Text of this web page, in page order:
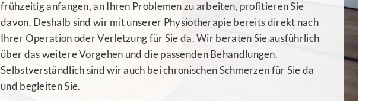
frühzeitig anfangen, an Ihren Problemen zu arbeiten, profitieren Sie
davon. Deshalb sind wir mit unserer Physiotherapie bereits direkt nach
Ihrer Operation oder Verletzung für Sie da. Wir beraten Sie ausführlich
über das weitere Vorgehen und die passenden Behandlungen.
Selbstverständlich sind wir auch bei chronischen Schmerzen für Sie da
und begleiten Sie.